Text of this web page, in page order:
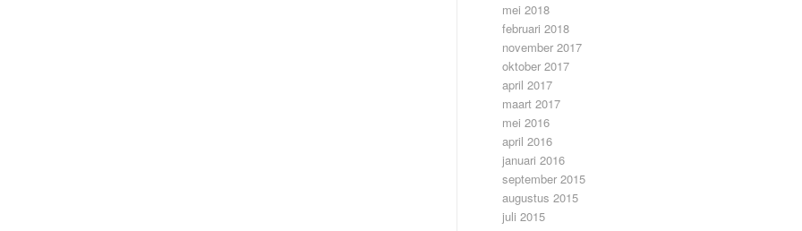
mei 2018
februari 2018
november 2017
oktober 2017
april 2017
maart 2017
mei 2016
april 2016
januari 2016
september 2015
augustus 2015
juli 2015